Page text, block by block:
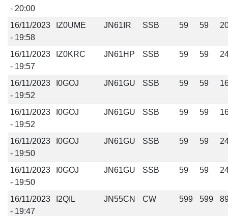
- 20:00
16/11/2023
- 19:58
IZ0UME JN61IR SSB 59 59
16/11/2023
- 19:57
IZ0KRC JN61HP SSB 59 59
16/11/2023
- 19:52
I0GOJ JN61GU SSB 59 59
16/11/2023
- 19:52
I0GOJ JN61GU SSB 59 59
16/11/2023
- 19:50
I0GOJ JN61GU SSB 59 59
16/11/2023
- 19:50
I0GOJ JN61GU SSB 59 59
16/11/2023
- 19:47
I2QIL JN55CN CW 599 599